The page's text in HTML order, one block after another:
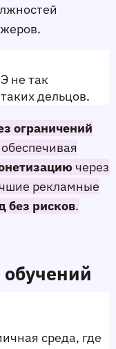
не так
дельцов.
ограничений
через
рекламные
без рисков.
среда, где